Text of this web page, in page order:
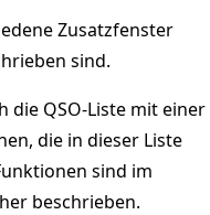
Zusatzfenster
sind.
die QSO-Liste mit einer
die in dieser Liste
sind im
beschrieben.